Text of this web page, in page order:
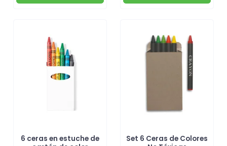
6 ceras en estuche de
Set 6 Ceras de Colores